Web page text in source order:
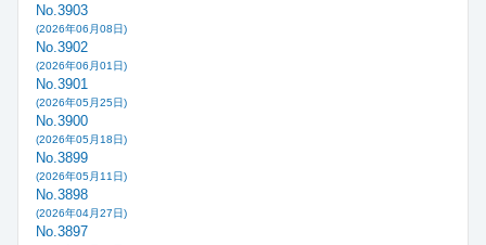
No.3903
(2026年06月08日)
No.3902
(2026年06月01日)
No.3901
(2026年05月25日)
No.3900
(2026年05月18日)
No.3899
(2026年05月11日)
No.3898
(2026年04月27日)
No.3897